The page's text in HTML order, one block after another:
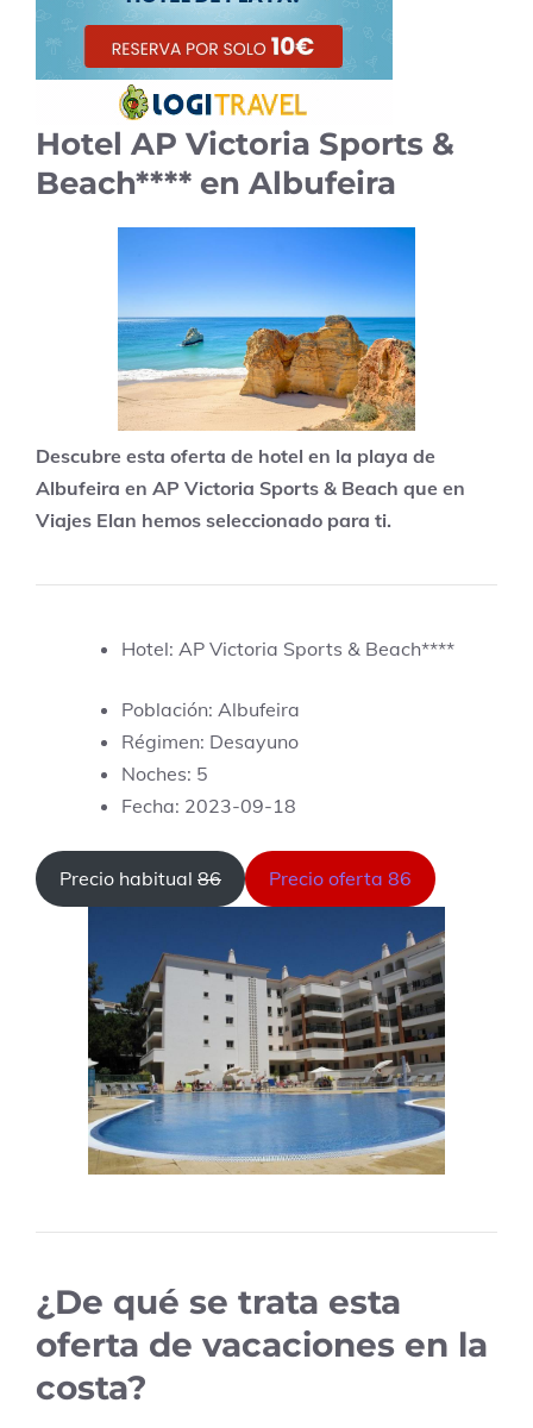
Hotel AP Victoria Sports &
Beach**** en Albufeira
Descubre esta oferta de hotel en la playa de
Albufeira en AP Victoria Sports & Beach que en
Viajes Elan hemos seleccionado para ti.
Hotel: AP Victoria Sports & Beach****
Población: Albufeira
Régimen: Desayuno
Noches: 5
Fecha: 2023-09-18
Precio habitual 86 Precio oferta 86
¿De qué se trata esta
oferta de vacaciones en la
costa?